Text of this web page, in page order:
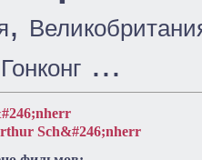
,
Гонконг ...
Sch&#246;nherr